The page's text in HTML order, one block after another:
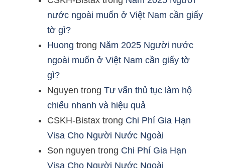
nước ngoài muốn ở Việt Nam cần giấy
tờ gì?
Huong trong Năm 2025 Người nước
ngoài muốn ở Việt Nam cần giấy tờ
gì?
Nguyen trong Tư vấn thủ tục làm hộ
chiếu nhanh và hiệu quả
CSKH-Bistax trong Chi Phí Gia Hạn
Visa Cho Người Nước Ngoài
Son nguyen trong Chi Phí Gia Hạn
Visa Cho Người Nước Ngoài